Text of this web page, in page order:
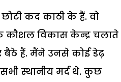
कद काठी के हैं. वो
कौशल विकास केन्द्र चलाते
बैठे हैं. मैंने उनसे कोई डेढ़
स्थानीय मर्द थे. कुछ